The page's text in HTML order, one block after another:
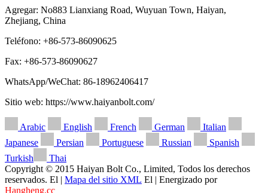
Agregar: No883 Lianxiang Road, Wuyuan Town, Haiyan,
Zhejiang, China
Teléfono: +86-573-86090625
Fax: +86-573-86090627
WhatsApp/WeChat: 86-18962406417
Sitio web: https://www.haiyanbolt.com/
Arabic English French German
Italian
Japanese
Persian Portuguese Russian
Spanish
Turkish
Thai
Copyright © 2015 Haiyan Bolt Co., Limited, Todos los derechos
reservados. El | Mapa del sitio XML El | Energizado por
Hangheng.cc